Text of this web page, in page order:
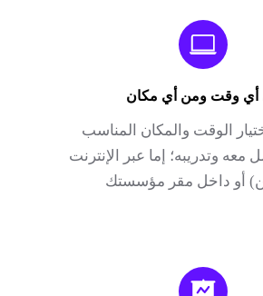
أي وقت ومن أي مكان
الوقت والمكان المناسب
معه وتدريبه؛ إما عبر الإنترنت
أو داخل مقر مؤسستك